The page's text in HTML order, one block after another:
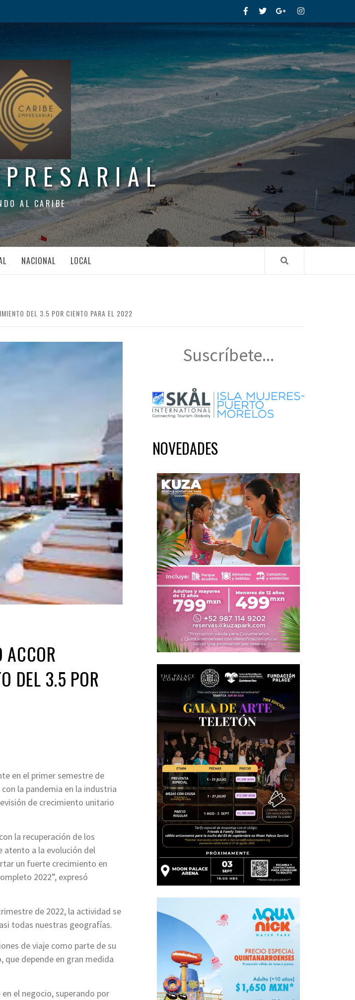
FacebookTwitterGoogle+Instagram
AL CARIBE
NACIONAL LOCAL
DEL 3.5 POR CIENTO PARA EL 2022
ACCOR
DEL 3.5 POR
en el primer semestre de
la pandemia en la industria
de crecimiento unitario
la recuperación de los
atento a la evolución del
un fuerte crecimiento en
2022”, expresó
de 2022, la actividad se
todas nuestras geografías.
de viaje como parte de su
que depende en gran medida
el negocio, superando por
Suscríbete...
NOVEDADES